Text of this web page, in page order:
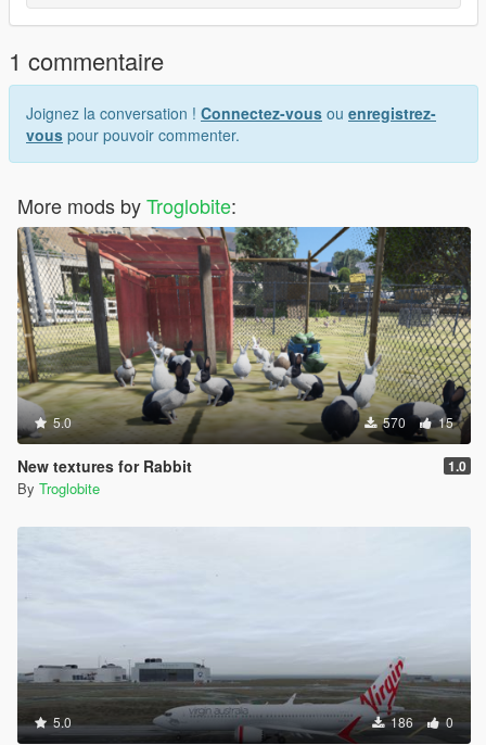
1 commentaire
Joignez la conversation ! Connectez-vous ou enregistrez-
vous pour pouvoir commenter.
More mods byTroglobite:
5.0 570 15
New textures for Rabbit 1.0
By Troglobite
5.0 186 0